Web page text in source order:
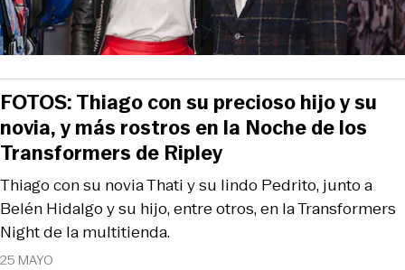
25 MAYO
Thiago con su novia Thati y su lindo Pedrito, junto a
Belén Hidalgo y su hijo, entre otros, en la Transformers
Night de la multitienda.
FOTOS: Thiago con su precioso hijo y su
novia, y más rostros en la Noche de los
Transformers de Ripley